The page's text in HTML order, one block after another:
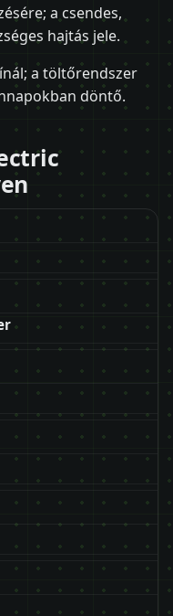
a csendes,
hajtás jele.
a töltőrendszer
döntő.